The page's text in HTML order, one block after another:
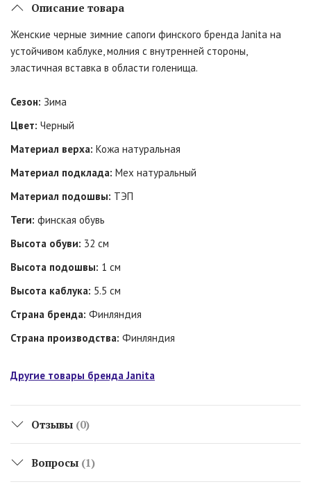
Описание товара
Женские черные зимние сапоги финского бренда Janita на
устойчивом каблуке, молния с внутренней стороны,
эластичная вставка в области голенища.
Сезон: Зима
Цвет: Черный
Материал верха: Кожа натуральная
Материал подклада: Мех натуральный
Материал подошвы: ТЭП
Теги: финская обувь
Высота обуви: 32 см
Высота подошвы: 1 см
Высота каблука: 5.5 см
Страна бренда: Финляндия
Страна производства: Финляндия
Другие товары бренда Janita
Отзывы (0)
Вопросы (1)